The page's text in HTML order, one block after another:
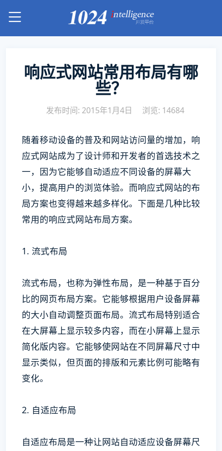
响应式网站常用布局有哪
些？
发布时间: 2015年1月4日 浏览: 14684
随着移动设备的普及和网站访问量的增加，响
应式网站成为了设计师和开发者的首选技术之
一，因为它能够自动适应不同设备的屏幕大
小，提高用户的浏览体验。而响应式网站的布
局方案也变得越来越多样化。下面是几种比较
常用的响应式网站布局方案。
1. 流式布局
流式布局，也称为弹性布局，是一种基于百分
比的网页布局方案。它能够根据用户设备屏幕
的大小自动调整页面布局。流式布局特别适合
在大屏幕上显示较多内容，而在小屏幕上显示
简化版内容。它能够使网站在不同屏幕尺寸中
显示类似，但页面的排版和元素比例可能略有
变化。
2. 自适应布局
自适应布局是一种让网站自动适应设备屏幕尺